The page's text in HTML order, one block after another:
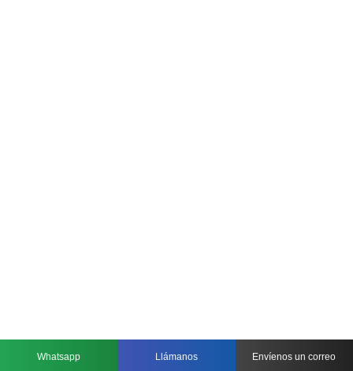
Whatsapp Llámanos Envíenos un correo